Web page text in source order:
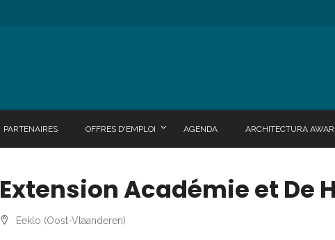
PARTENAIRES OFFRES D'EMPLOI AGENDA ARCHITECTURA
Extension Académie et De
Eeklo (Oost-Vlaanderen)